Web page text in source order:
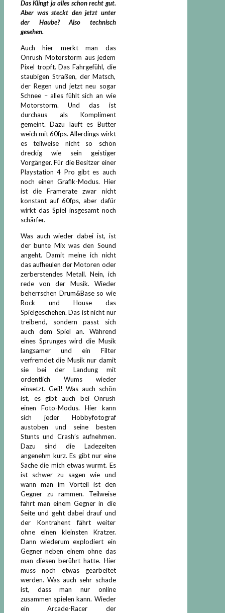
Das Klingt ja alles schon recht gut.
Aber was steckt den jetzt unter
der Haube? Also technisch
gesehen.
Auch hier merkt man das
Onrush Motorstorm aus jedem
Pixel tropft. Das Fahrgefühl, die
staubigen Straßen, der Matsch,
der Regen und jetzt neu sogar
Schnee – alles fühlt sich an wie
Motorstorm. Und das ist
durchaus als Kompliment
gemeint. Dazu läuft es Butter
weich mit 60fps. Allerdings wirkt
es teilweise nicht so schön
dreckig wie sein geistiger
Vorgänger. Für die Besitzer einer
Playstation 4 Pro gibt es auch
noch einen Grafik-Modus. Hier
ist die Framerate zwar nicht
konstant auf 60fps, aber dafür
wirkt das Spiel insgesamt noch
schärfer.
Was auch wieder dabei ist, ist
der bunte Mix was den Sound
angeht. Damit meine ich nicht
das aufheulen der Motoren oder
zerberstendes Metall. Nein, ich
rede von der Musik. Wieder
beherrschen Drum&Base so wie
Rock und House das
Spielgeschehen. Das ist nicht nur
treibend, sondern passt sich
auch dem Spiel an. Während
eines Sprunges wird die Musik
langsamer und ein Filter
verfremdet die Musik nur damit
sie bei der Landung mit
ordentlich Wums wieder
einsetzt. Geil! Was auch schön
ist, es gibt auch bei Onrush
einen Foto-Modus. Hier kann
sich jeder Hobbyfotograf
austoben und seine besten
Stunts und Crash’s aufnehmen.
Dazu sind die Ladezeiten
angenehm kurz. Es gibt nur eine
Sache die mich etwas wurmt. Es
ist schwer zu sagen wie und
wann man im Vorteil ist den
Gegner zu rammen. Teilweise
fährt man einem Gegner in die
Seite und geht dabei drauf und
der Kontrahent fährt weiter
ohne einen kleinsten Kratzer.
Dann wiederum explodiert ein
Gegner neben einem ohne das
man diesen berührt hatte. Hier
muss noch etwas gearbeitet
werden. Was auch sehr schade
ist, dass man nur online
zusammen spielen kann. Wieder
ein Arcade-Racer der